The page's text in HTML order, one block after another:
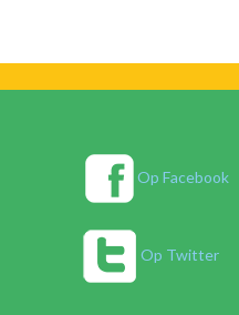
Op Facebook
Op Twitter